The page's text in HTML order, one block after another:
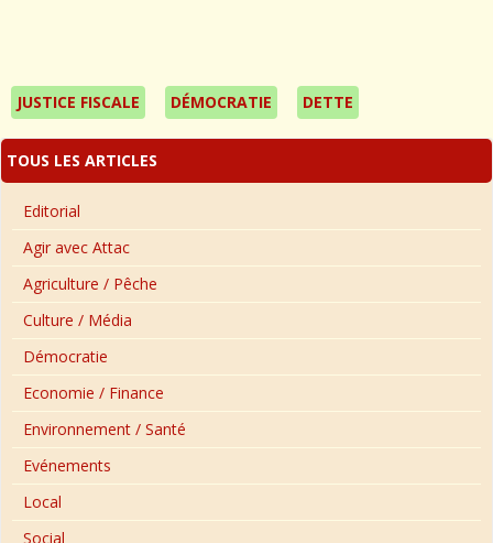
JUSTICE FISCALE DÉMOCRATIE DETTE
TOUS LES ARTICLES
Editorial
Agir avec Attac
Agriculture / Pêche
Culture / Média
Démocratie
Economie / Finance
Environnement / Santé
Evénements
Local
Social